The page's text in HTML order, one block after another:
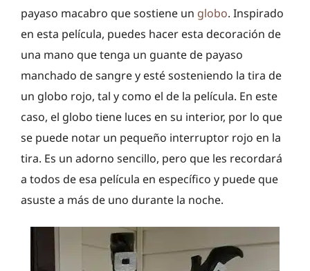
payaso macabro que sostiene un globo. Inspirado
en esta película, puedes hacer esta decoración de
una mano que tenga un guante de payaso
manchado de sangre y esté sosteniendo la tira de
un globo rojo, tal y como el de la película. En este
caso, el globo tiene luces en su interior, por lo que
se puede notar un pequeño interruptor rojo en la
tira. Es un adorno sencillo, pero que les recordará
a todos de esa película en específico y puede que
asuste a más de uno durante la noche.